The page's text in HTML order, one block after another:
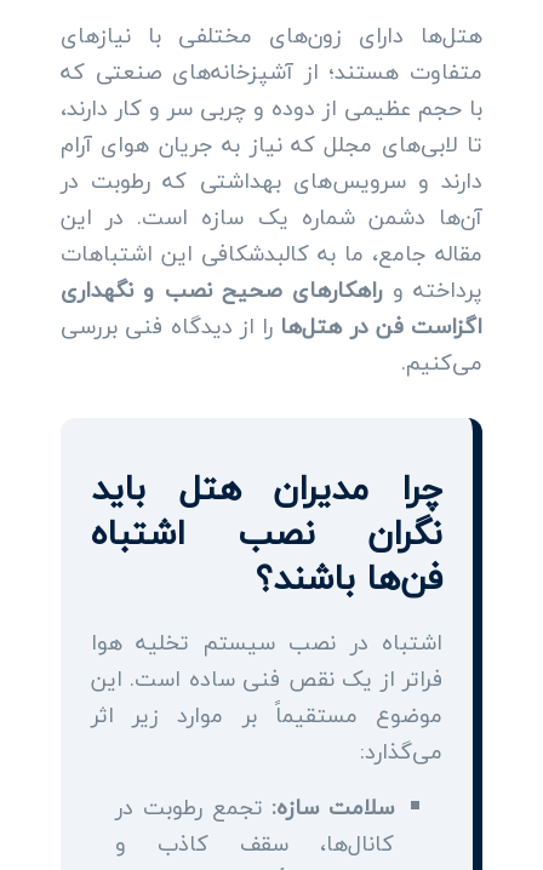
هتل‌ها دارای زون‌های مختلفی با نیازهای
متفاوت هستند؛ از آشپزخانه‌های صنعتی که
با حجم عظیمی از دوده و چربی سر و کار دارند،
تا لابی‌های مجلل که نیاز به جریان هوای آرام
دارند و سرویس‌های بهداشتی که رطوبت در
آن‌ها دشمن شماره یک سازه است. در این
مقاله جامع، ما به کالبدشکافی این اشتباهات
پرداخته وراهکارهای صحیح نصب و نگهداری
اگزاست فن در هتل‌ها را از دیدگاه فنی بررسی
می‌کنیم.
چرا مدیران هتل باید
نگران نصب اشتباه
فن‌ها باشند؟
اشتباه در نصب سیستم تخلیه هوا
فراتر از یک نقص فنی ساده است. این
موضوع مستقیماً بر موارد زیر اثر
می‌گذارد:
سلامت سازه: تجمع رطوبت در
کانال‌ها، سقف کاذب و